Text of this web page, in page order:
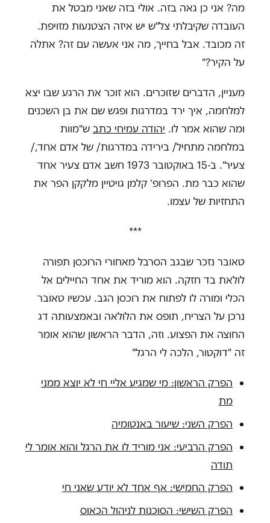
מה? אני כן גאה בזה. אולי בזה שאני מבטל את
העובדה שקיבלתי צל"ש יש איזה הצטנעות מזויפת.
זה מכובד. אבל בחייך, מה אני אעשה עם זה? אתלה
על הקיר?"
מעניין, הדברים שזוכרים. הוא זוכר את הרגע שבו יצא
למלחמה, איך ירד במדרגות ופגש שם את בן השכנים
ומה שהוא אמר לו. יהודה עמיחי כתב ש"מוות
במלחמה מתחיל/ בירידה במדרגות/ של אדם אחד,/
צעיר". ב-15 באוקטובר 1973 חשב אדם צעיר אחד
שהוא כבר מת. הפרופ' קלמן גויטיין מלקקן הפר את
התחזיות של עצמו.
***
טאובר נזכר שבגב הסרבל מאחורי הרוכסן תפורה
לולאת בד חזקה. הוא מוריד את אחד החיילים אל
הכלי ומורה לו לפתוח את רוכסן הגב. עכשיו טאובר
נרכן על הצריח, תופס את הלולאה ובאמצעותה דג
החוצה את הפצוע. וזה, הדבר הראשון שהוא אומר
זה "דוקטור, הלכה לי הרגל"
הפרק הראשון: מי שמגיע אליי חי לא יוצא ממני
מת
הפרק השני: שיעור באנטומיה
הפרק הרביעי: אני מוריד לו את הרגל והוא אומר לי
תודה
הפרק החמישי: אף אחד לא יודע שאני חי
הפרק השישי: הסוכנות לניהול הכאוס